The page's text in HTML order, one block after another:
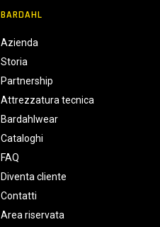
BARDAHL
Azienda
Storia
Partnership
Attrezzatura tecnica
Bardahlwear
Cataloghi
FAQ
Diventa cliente
Contatti
Area riservata